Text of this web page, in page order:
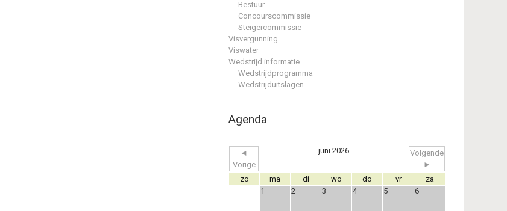
Bestuur
Concourscommissie
Steigercommissie
Visvergunning
Viswater
Wedstrijd informatie
Wedstrijdprogramma
Wedstrijduitslagen
Agenda
◄
Vorige
juni 2026
Volgende
►
zo
ma di wo do vr
za
1
2 3 4 5 6